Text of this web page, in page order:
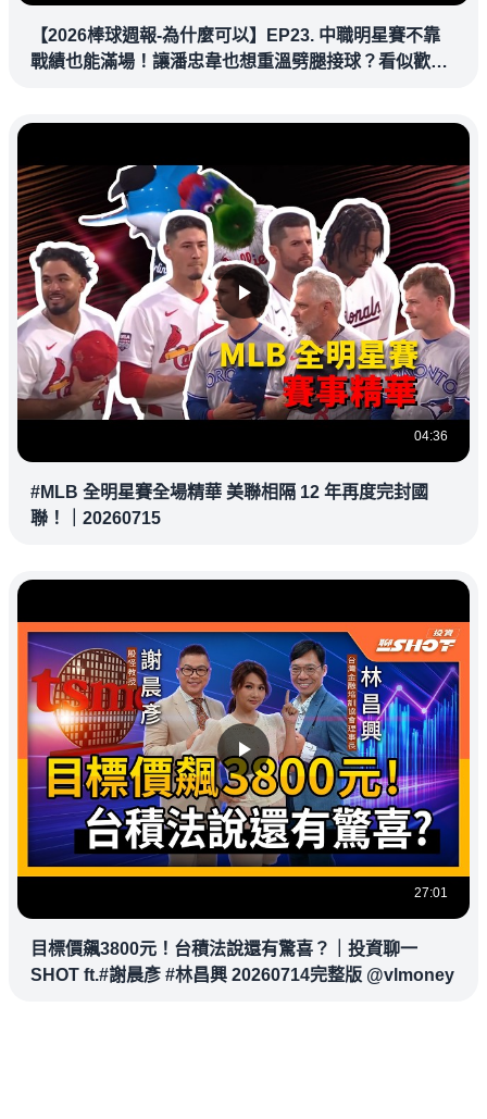
【2026棒球週報-為什麼可以】EP23. 中職明星賽不靠
戰績也能滿場！讓潘忠韋也想重溫劈腿接球？看似歡樂
04:36
#MLB 全明星賽全場精華 美聯相隔 12 年再度完封國
聯！｜20260715
27:01
目標價飆3800元！台積法說還有驚喜？｜投資聊一
SHOT ft.#謝晨彥 #林昌興 20260714完整版 @vlmoney